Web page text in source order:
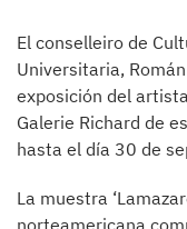
El conselleiro de
Universitaria,
exposición del
Galerie Richard de
hasta el día 30 de
La muestra
norteamericana